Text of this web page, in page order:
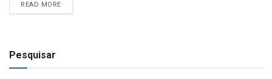
READ MORE
Pesquisar